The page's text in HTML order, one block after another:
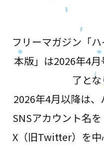
フリーマガジン「
本版」は2026年4
了とな
2026年4月以降は
SNSアカウント名を
X（旧Twitter）を中